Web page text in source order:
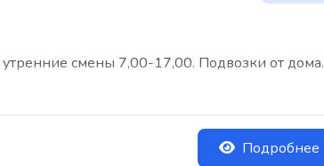
смены 7,00-17,00. Подвозки от дома.
Подробнее